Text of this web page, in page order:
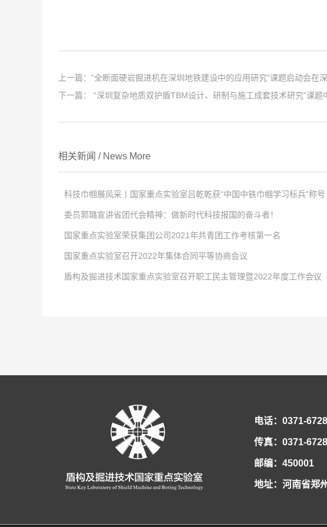
上一篇： “全断面硬岩掘进机在深圳地铁建设中的应用研究”课题启动会在
下一篇：
“深圳复杂地质双护盾TBM设计、研制与施工成套技术研究”课题
相关新闻 / News More
科技巾帼展风采丨国家重点实验室吕乾乾获“中国中铁巾帼学习标兵”称号
点击次数: 0
2022 -04 -02
4月2日，中国中铁股份有限公司对优秀女职工进行表彰，以充分发挥学习典型示范
中共党员，硕士研究生，工程师，盾构及掘进技术国家重点实验室科研项目负责人
委员郭璐宣讲省团代会精神：做新时代科技报国的奋斗者！
点击次数: 0
2022 -01 -29
-大会现场- 共青团河南省第十五次代表大会2021年12月26日至27日，共青团河南
创造，做新时代科技报国的奋斗者。02一定要专注致...
国家重点实验室荣获集团公司2021年共青团工作考核第一名
点击次数: 0
2022 -01 -29
国家重点实验室召开2022年集体合同平等协商会议
点击次数: 0
盾构及掘进技术国家重点实验室召开职工民主管理暨2022年度工作会议
新，深入推动全面从严治党，努力打造忠诚干净担当的干部队伍，不断提升党建工
管理暨工会工委的总体工作思路：高举习近平新时代中国特色社会主义思想伟大旗
力，围绕实验室运行发展中心工作，贯彻新发展理念，构建新发展格局，全面推动
工作新局面，为新形势下的实验室创新发展奠定基础。国家重点实验室党工委书记
电话：0371-
传真：0371-
邮编：450001
地址：河南省郑